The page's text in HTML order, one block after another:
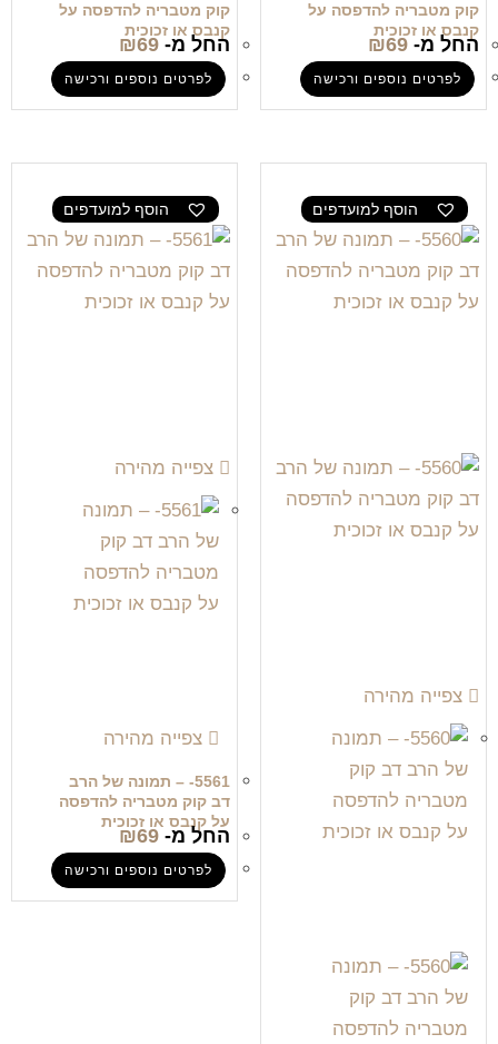
קוק מטבריה להדפסה על
קנבס או זכוכית
החל מ- ₪69
לפרטים נוספים ורכישה
קוק מטבריה להדפסה על
קנבס או זכוכית
החל מ- ₪69
לפרטים נוספים ורכישה
הוסף למועדפים
צפייה מהירה
הוסף למועדפים
צפייה מהירה
צפייה מהירה
5561- – תמונה של הרב
דב קוק מטבריה להדפסה
על קנבס או זכוכית
החל מ- ₪69
לפרטים נוספים ורכישה